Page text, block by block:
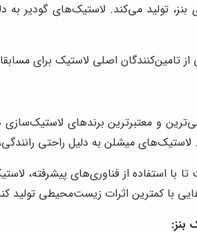
بنز، تولید می‌کند. لاستیک‌های گودیر
از تامین‌کنندگان اصلی لاستیک برای
لاستیک‌های میشلن به دلیل راحتی
با استفاده از فناوری‌های پیشرفته،
با کمترین اثرات زیست‌محیطی تولید
بنز: